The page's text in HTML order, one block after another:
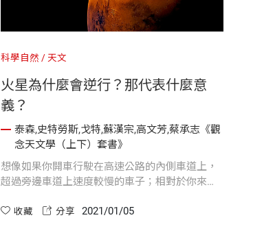
科學自然 天文
火星為什麼會逆行？那代表什麼意
義？
泰森,史特勞斯,戈特,蘇漢宗,高文芳,蔡承志《觀
念天文學（上下）套書》
想像如果你開車行駛在高速公路的內側車道上，
超過旁邊車道上速度較慢的車子；相對於你來
收藏 分享 2021/01/05